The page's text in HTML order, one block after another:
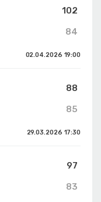
102
84
02.04.2026 19:00
88
85
29.03.2026 17:30
97
83